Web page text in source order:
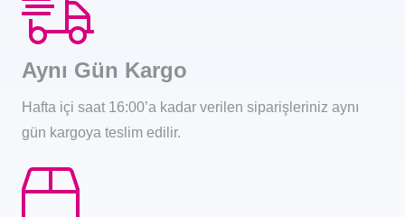
Aynı Gün Kargo
Hafta içi saat 16:00’a kadar verilen siparişleriniz aynı
gün kargoya teslim edilir.